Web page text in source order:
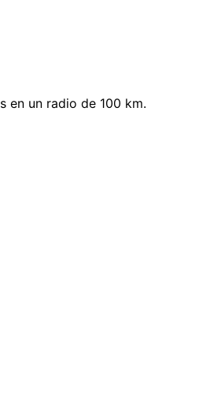
en un radio de 100 km.